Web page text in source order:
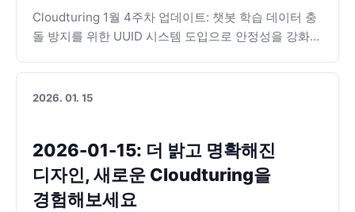
Cloudturing 1월 4주차 업데이트: 챗봇 학습 데이터 충
돌 방지를 위한 UUID 시스템 도입으로 안정성을 강화하
임직원용 챗봇 기능과 플러그인 통합 관리 소식도 미리
확인해 보세요.
2026. 01. 15
2026-01-15: 더 밝고 명확해진
디자인, 새로운 Cloudturing을
경험해보세요